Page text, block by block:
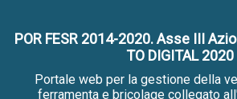
POR FESR 2014-2020. Asse III
TO DIGITAL 2020
Portale web per la gestione della
ferramenta e bricolage collegato